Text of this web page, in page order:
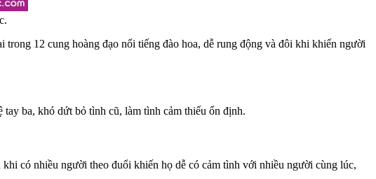
12 cung hoàng đạo nổi tiếng đào hoa, dễ rung động và đôi khi khiến người
ba, khó dứt bỏ tình cũ, làm tình cảm thiếu ổn định.
có nhiều người theo đuổi khiến họ dễ có cảm tình với nhiều người cùng lúc,